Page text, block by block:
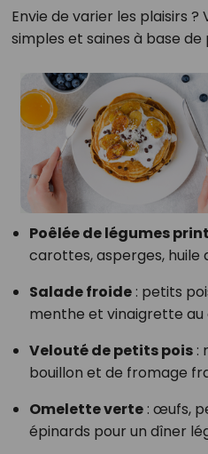
Envie de varier les plaisirs
simples et saines à base de
Poêlée de légumes
carottes, asperges, huile
Salade froide: petits
menthe et vinaigrette au
Velouté de petits pois:
bouillon et de fromage
Omelette verte: œufs,
épinards pour un dîner